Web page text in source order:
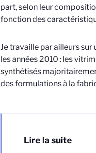
part, selon leur
fonction des
Je travaille par ailleurs
les années 2010 : les
synthétisés
des formulations à la
Lire la suite